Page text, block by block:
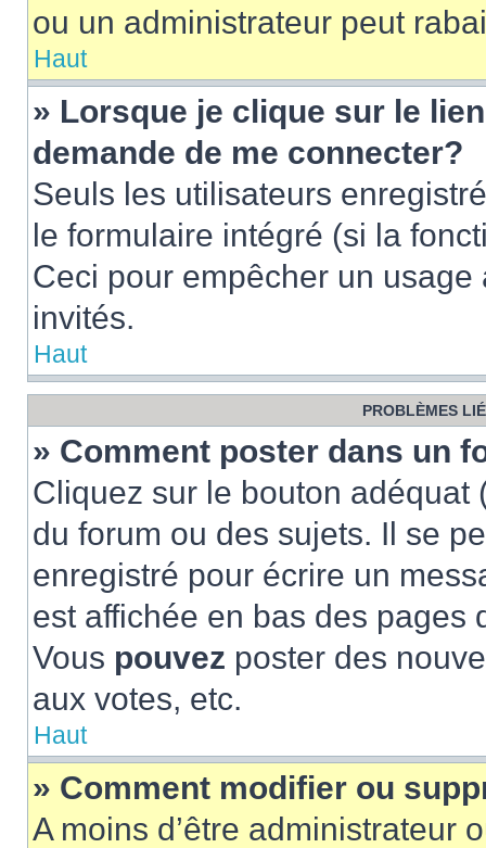
ou un administrateur peut
Haut
» Lorsque je clique sur le
demande de me connecter?
Seuls les utilisateurs
le formulaire intégré (si la
Ceci pour empêcher un
invités.
Haut
PROBLÈMES
» Comment poster dans un
Cliquez sur le bouton
du forum ou des sujets. Il se
enregistré pour écrire un
est affichée en bas des pages
Vous pouvez poster des
aux votes, etc.
Haut
» Comment modifier ou
A moins d’être administrateur